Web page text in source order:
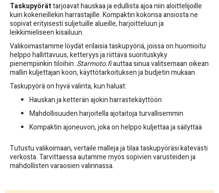
Taskupyörättarjoavat hauskaa ja edullista ajoa niin aloittelijoille
kuin kokeneillekin harrastajille. Kompaktin kokonsa ansiosta ne
sopivat erityisesti suljetuille alueille, harjoitteluun ja
leikkimieliseen kisailuun.
Valikoimastamme löydät erilaisia taskupyöriä, joissa on huomioitu
helppo hallittavuus, ketteryys ja riittävä suorituskyky
pienempiinkin tiloihin. Starmoto.fiauttaa sinua valitsemaan oikean
mallin kuljettajan koon, käyttötarkoituksen ja budjetin mukaan.
Taskupyörä on hyvä valinta, kun haluat:
Hauskan ja ketterän ajokin harrastekäyttöön
Mahdollisuuden harjoitella ajotaitoja turvallisemmin
Kompaktin ajoneuvon, joka on helppo kuljettaa ja säilyttää
Tutustu valikoimaan, vertaile malleja ja tilaa taskupyöräsi kätevästi
verkosta. Tarvittaessa autamme myös sopivien varusteiden ja
mahdollisten varaosien valinnassa.